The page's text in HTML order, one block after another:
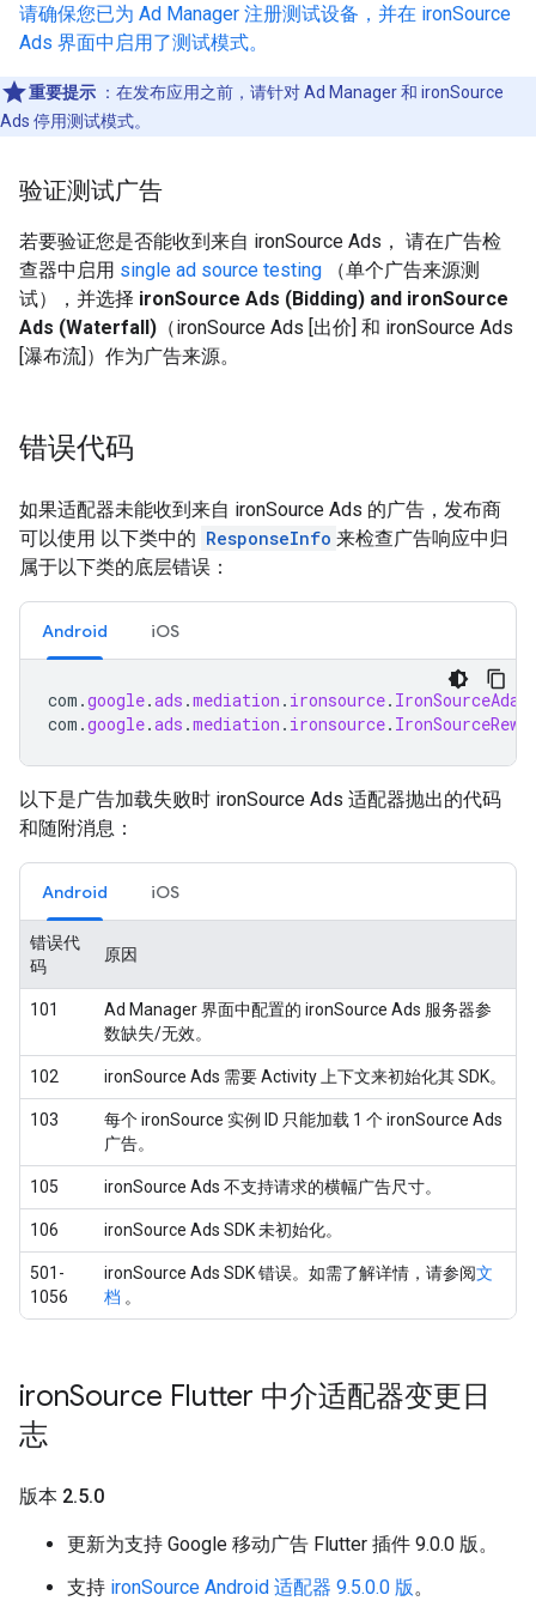
请确保您已为 Ad Manager 注册测试设备，并在 ironSource
Ads 界面中启用了测试模式。
重要提示 ：在发布应用之前，请针对 Ad Manager 和 ironSource
Ads 停用测试模式。
验证测试广告
若要验证您是否能收到来自 ironSource Ads， 请在广告检
查器中启用 single ad source testing （单个广告来源测
试），并选择 ironSource Ads (Bidding) and ironSource
Ads (Waterfall) （ironSource Ads [出价] 和 ironSource Ads
[瀑布流]）作为广告来源。
错误代码
如果适配器未能收到来自 ironSource Ads 的广告，发布商
可以使用 以下类中的 ResponseInfo 来检查广告响应中归
属于以下类的底层错误：
Android iOS
com .google.ads .mediation . ironsource.
com .google.ads .mediation . ironsource.
以下是广告加载失败时 ironSource Ads 适配器抛出的代码
和随附消息：
Android iOS
错误代
码
原因
101
Ad Manager 界面中配置的 ironSource Ads 服务器参
数缺失/无效。
102 ironSource Ads 需要 Activity 上下文来初始化其 SDK。
103
每个 ironSource 实例 ID 只能加载 1 个 ironSource Ads
广告。
105 ironSource Ads 不支持请求的横幅广告尺寸。
106 ironSource Ads SDK 未初始化。
501-
1056
ironSource Ads SDK 错误。如需了解详情，请参阅文
档 。
ironSource Flutter 中介适配器变更日
志
版本 2.5.0
更新为支持 Google 移动广告 Flutter 插件 9.0.0 版。
支持 ironSource Android 适配器 9.5.0.0 版 。